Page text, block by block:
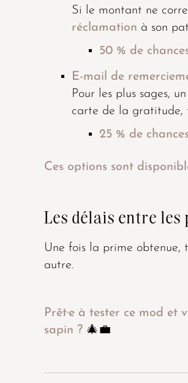
Si le montant ne
réclamation à son
50 % de
E-mail de
Pour les plus sages, un
carte de la gratitude,
25 % de chances
Ces options sont
Les délais entre les
Une fois la prime obtenue,
autre.
Prêt·e à tester ce mod
sapin ? 🎄💼